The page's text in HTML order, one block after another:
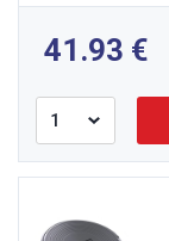
41.93